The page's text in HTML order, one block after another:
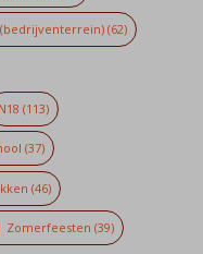
(62)
N18 (113)
(37)
(46)
Zomerfeesten (39)